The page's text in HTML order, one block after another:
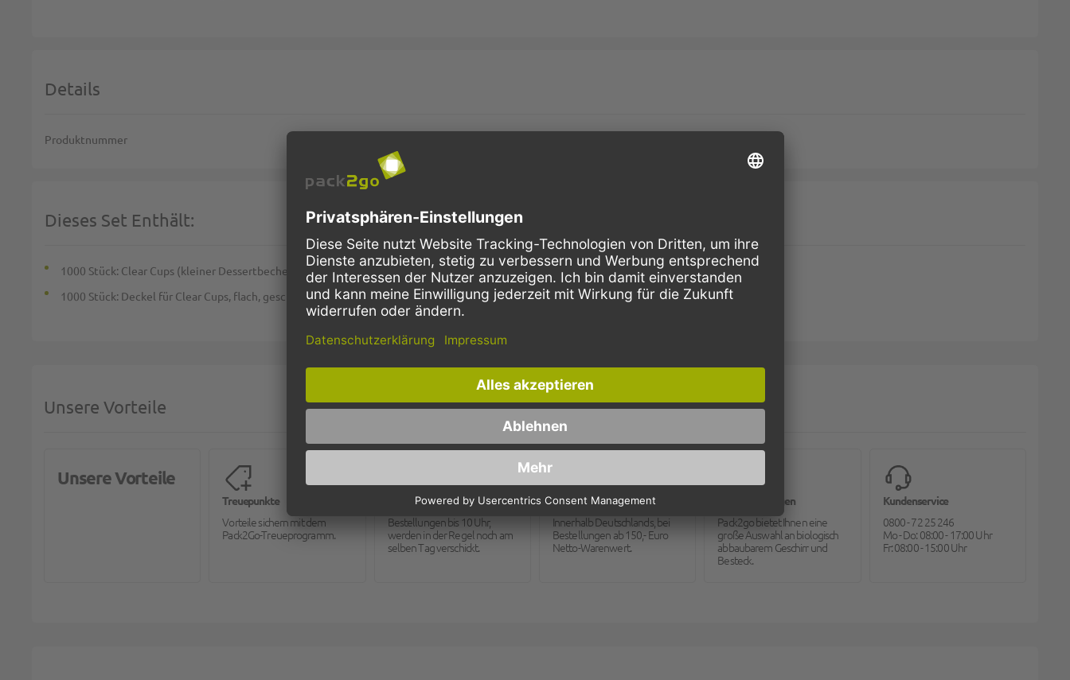
Details
Weitere Informationen
Produktnummer
Dieses Set Enthält:
1000 Stück: Clear Cups (kleiner Dessertbecher) - 5oz / 120ml Verpackungsbecher rPET(zum Einzelprodukt)
1000 Stück: Deckel für Clear Cups, flach, geschlossen mit Lasche - 95mm(zum Einzelprodukt)
Unsere Vorteile
Unsere Vorteile
Treuepunkte
Vorteile sichern mit dem
Pack2Go-Treueprogramm.
Schnelle Lieferung
Bestellungen bis 10 Uhr,
werden in der Regel noch am
selben Tag verschickt.
Kostenloser Versand
Innerhalb Deutschlands, bei
Bestellungen ab 150,- Euro
Netto-Warenwert.
Bioverpackungen
Pack2go bietet Ihnen eine
große Auswahl an biologisch
abbaubarem Geschirr und
Besteck.
Kundenservice
0800 - 72 25 246
Mo - Do: 08:00 - 17:00 Uhr
Fr: 08:00 - 15:00 Uhr